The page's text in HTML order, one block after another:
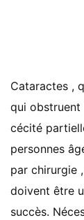
Cataractes ,
qui obstruent
cécité
personnes
par chirurgie
doivent être
succès.